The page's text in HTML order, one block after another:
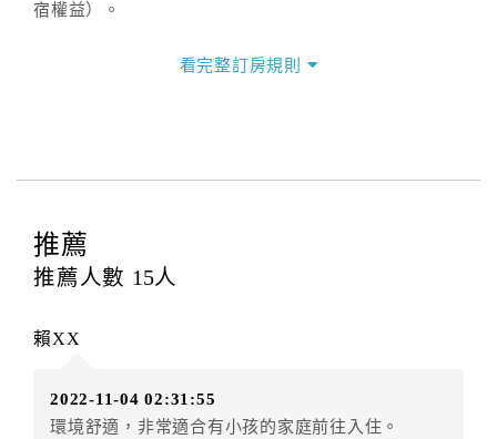
宿權益）。
四、訂單異動
提出申辦不得異動訂單。
每筆訂單異動限定
辦理取消退款。
房者應補足差額。（限原訂飯店）
房者不得要求退其差額。（限原訂飯店）
看完整訂房規則
推薦
推薦人數 15人
賴XX
2022-11-04 02:31:55
環境舒適，非常適合有小孩的家庭前往入住。